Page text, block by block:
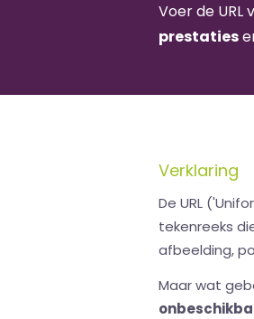
Voer de URL
prestaties
Verklaring
De URL
tekenreeks
afbeelding,
Maar wat